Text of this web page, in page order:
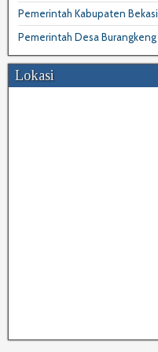
Pemerintah Kabupaten Bekasi
Pemerintah Desa Burangkeng
Lokasi